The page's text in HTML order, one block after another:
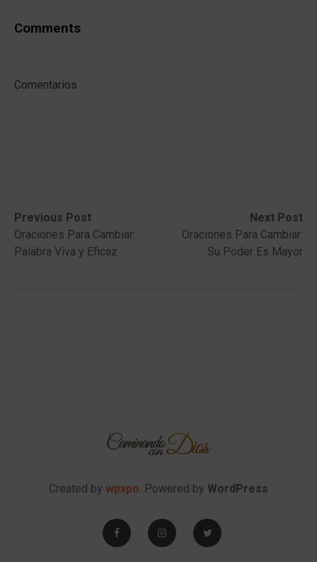
Comments
Comentarios
Post
navigation
Previous Post
Previous
post:Oraciones Para Cambiar:
Palabra Viva y Eficaz
Next Post
Next
post:
Oraciones Para Cambiar:
Su Poder Es Mayor
Created by wpxpo. Powered by WordPress